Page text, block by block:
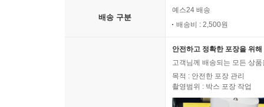
배송 구분
예스24 배송
배송비 : 2,500원
안전하고 정확한 포장을 위
고객님께 배송되는 모든 상
목적 : 안전한 포장 관리
촬영범위 : 박스 포장 작업